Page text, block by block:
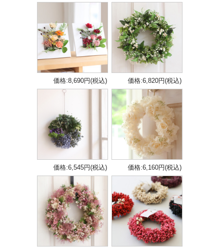
価格:8,690円(税込) 価格:6,820円(税込)
価格:6,545円(税込) 価格:6,160円(税込)